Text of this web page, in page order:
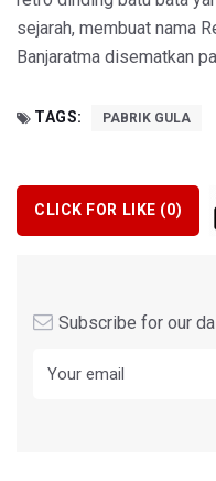
sejarah, membuat nama
Banjaratma disematkan
TAGS: PABRIK GULA
CLICK FOR LIKE (0)
Subscribe for our